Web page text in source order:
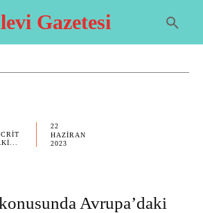
Gazetesi
22
HAZIRAN
2023
Avrupa’daki